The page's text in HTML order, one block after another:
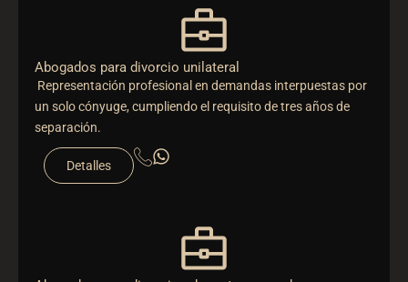
Abogados para divorcio unilateral
Representación profesional en demandas interpuestas por
un solo cónyuge, cumpliendo el requisito de tres años de
separación.
Detalles